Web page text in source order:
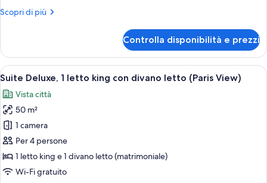
queen
Scopri di più
Altri
Deluxe,
letto
Controlla disponibilità e prezzi
Apri
tutte
le
foto
per
Suite
Deluxe,
1
Una moderna camera d'albergo con
7
Suite Deluxe, 1 letto king con divano letto (Paris View)
Vista città
50 m²
1 camera
Per 4 persone
1 letto king e 1 divano letto (matrimoniale)
Wi-Fi gratuito